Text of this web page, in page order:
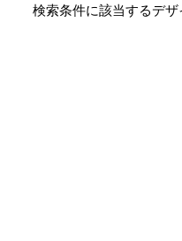
検索条件に該当するデザ